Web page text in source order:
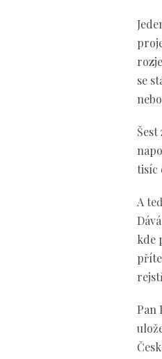
se
tisíc
A
kde
Pan